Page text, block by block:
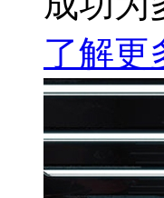
了解更